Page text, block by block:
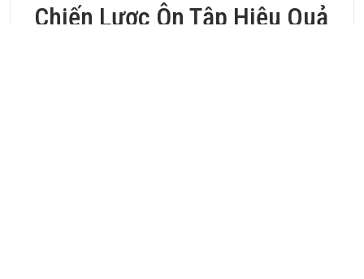
Chiến Lược Ôn Tập Hiệu Quả